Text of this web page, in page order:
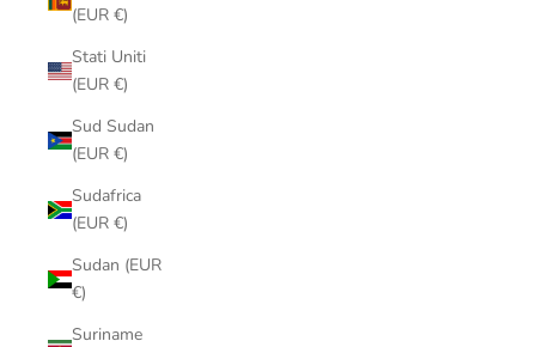
(EUR €)
Stati Uniti
(EUR €)
Sud Sudan
(EUR €)
Sudafrica
(EUR €)
Sudan (EUR
€)
Suriname